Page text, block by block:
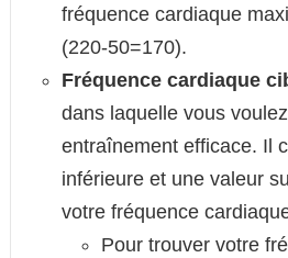
fréquence cardiaque
(220-50=170).
Fréquence cardiaque
dans laquelle vous
entraînement efficace. Il
inférieure et une valeur
votre fréquence
Pour trouver votre